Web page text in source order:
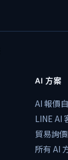
AI 方案
AI 報價
LINE AI
貿易詢
所有 AI